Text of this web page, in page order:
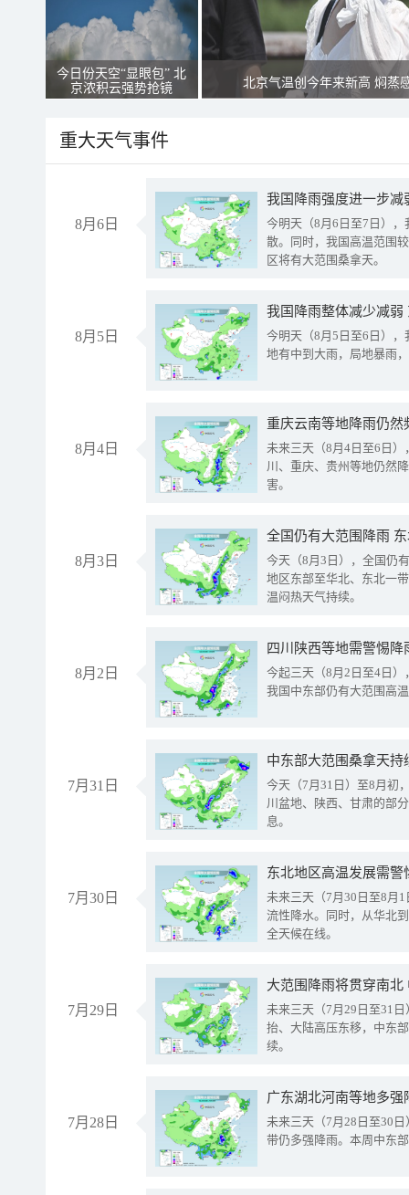
今日份天空“显眼包” 北
京浓积云强势抢镜
北京气温创今年来新高 焖蒸
重大天气事件
8月6日
今明天（8月6日至7日）
散。同时，我国高温范围
区将有大范围桑拿天。
8月5日
我国降雨整体减少减弱
今明天（8月5日至6日）
地有中到大雨，局地暴雨
8月4日
重庆云南等地降雨仍然
未来三天（8月4日至6日
川、重庆、贵州等地仍然
害。
8月3日
全国仍有大范围降雨
今天（8月3日），全国仍
地区东部至华北、东北一
温闷热天气持续。
8月2日
今起三天（8月2日至4日
我国中东部仍有大范围高
7月31日
中东部大范围桑拿天
今天（7月31日）至8月初
川盆地、陕西、甘肃的部
息。
7月30日
东北地区高温发展需
未来三天（7月30日至8月
流性降水。同时，从华北
全天候在线。
7月29日
大范围降雨将贯穿南
未来三天（7月29日至31
抬、大陆高压东移，中东
续。
7月28日
广东湖北河南等地多
未来三天（7月28日至30
带仍多强降雨。本周中东